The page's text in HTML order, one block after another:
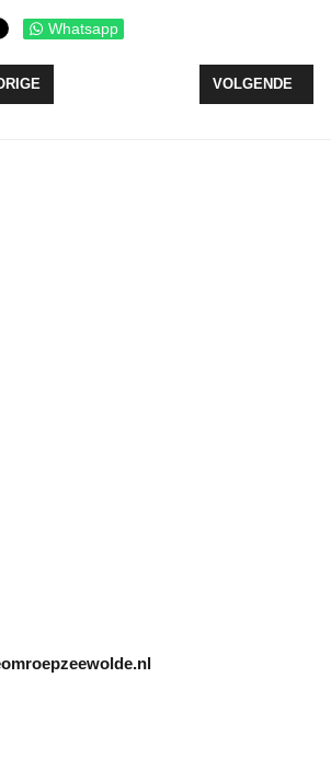
Whatsapp
ARTIKEL: TULPENROUTE FLEVOLAND
VOLGENDE
VOLGENDE